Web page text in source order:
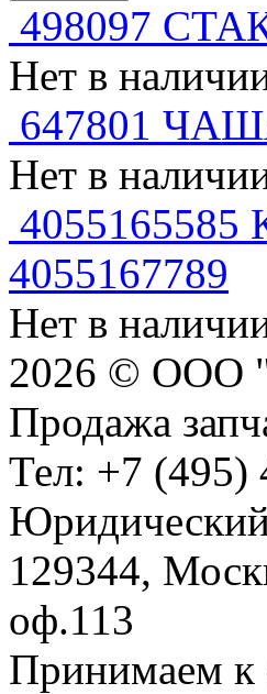
498097
Нет в
647801
Нет в
4055167789
Нет в
2026 © ООО
Продажа
Тел: +7 (495)
129344,
оф.113
Принимаем к